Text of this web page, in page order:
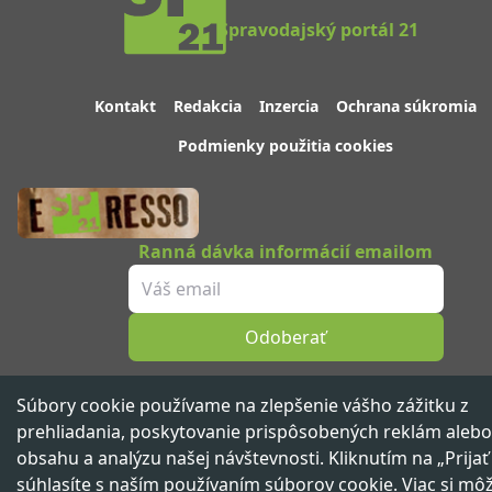
Súbory cookie používame na zlepšenie vášho zážitku z
prehliadania, poskytovanie prispôsobených reklám alebo
obsahu a analýzu našej návštevnosti. Kliknutím na „Prijať
súhlasíte s naším používaním súborov cookie. Viac si
Spravodajský portál 21
Kontakt Redakcia Inzercia
Ochrana súkromia
Podmienky použitia cookies
Ranná dávka informácií emailom
Odoberať
Sledujte nás
Spravodajský portál 21. storočia ™ ©2026 Všetky práva vyhradené